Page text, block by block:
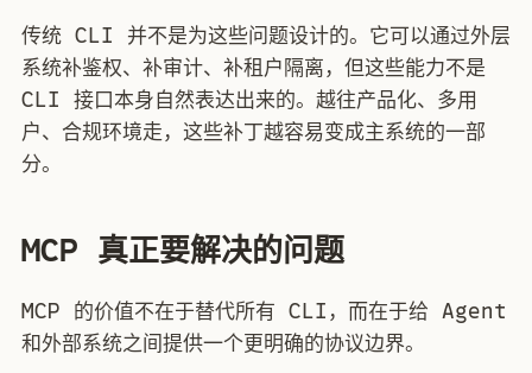
传统 CLI 并不是为这些问题设计的。它可以通过外层
系统补鉴权、补审计、补租户隔离，但这些能力不是
CLI 接口本身自然表达出来的。越往产品化、多用
户、合规环境走，这些补丁越容易变成主系统的一部
分。
MCP 真正要解决的问题
MCP 的价值不在于替代所有 CLI，而在于给 Agent
和外部系统之间提供一个更明确的协议边界。